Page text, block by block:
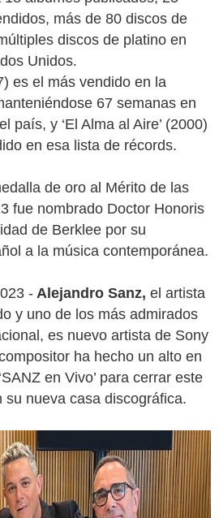
más de 80 discos de
discos de platino en
Unidos.
es el más vendido en la
67 semanas en
país, y ‘El Alma al Aire’ (2000)
en esa lista de récords.
de oro al Mérito de las
fue nombrado Doctor Honoris
de Berklee por su
a la música contemporánea.
- Alejandro Sanz, el artista
y uno de los más admirados
es nuevo artista de Sony
ha hecho un alto en
en Vivo’ para cerrar este
su nueva casa discográfica.